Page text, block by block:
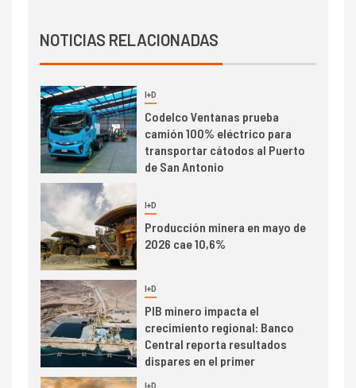
NOTICIAS RELACIONADASProducción minera en mayo de
2026 cae 10,6%
3 I+D
PIB minero impacta el
crecimiento regional: Banco
Central reporta resultados
dispares en el primer
Informe bimensual de
Cochilco: precio del cobre
alcanza máximos por escasez
5 I+D
Estudio revela cómo el precio
del cobre y educación superior
se relacionan en zonas
mineras
I+D